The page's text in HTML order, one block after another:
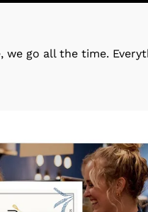
we go all the time.